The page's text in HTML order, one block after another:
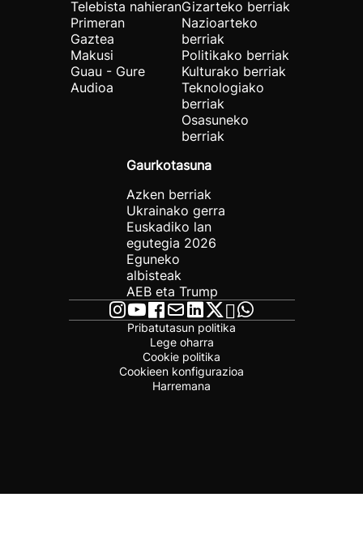
Telebista nahieran
Primeran
Gaztea
Makusi
Guau - Gure
Audioa
Gizarteko berriak
Nazioarteko
berriak
Politikako berriak
Kulturako berriak
Teknologiako
berriak
Osasuneko
berriak
Gaurkotasuna
Azken berriak
Ukrainako gerra
Euskadiko lan
egutegia 2026
Eguneko
albisteak
AEB eta Trump
Pribatutasun politika
Lege oharra
Cookie politika
Cookieen konfigurazioa
Harremana